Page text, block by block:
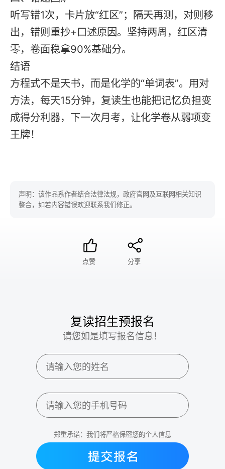
听写错1次，卡片放“红区”；隔天再测，对则移
出，错则重抄+口述原因。坚持两周，红区清
零，卷面稳拿90%基础分。
结语
方程式不是天书，而是化学的“单词表”。用对
方法，每天15分钟， 复读生也能把记忆负担变
成得分利器，下一次月考，让化学卷从弱项变
王牌！
声明：该作品系作者结合法律法规，政府官网及互联网相关知识
整合，如若内容错误欢迎联系我们修正。
点赞 分享
复读招生预报名
请您如是填写报名信息！
郑重承诺：我们将严格保密您的个人信息